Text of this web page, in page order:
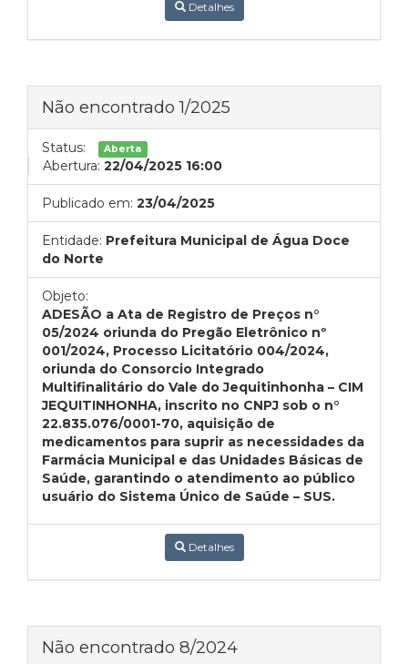
Detalhes
Não encontrado 1/2025
Status: Aberta
Abertura: 22/04/2025 16:00
Publicado em: 23/04/2025
Entidade: Prefeitura Municipal de Água Doce
do Norte
Objeto:
ADESÃO a Ata de Registro de Preços n°
05/2024 oriunda do Pregão Eletrônico nº
001/2024, Processo Licitatório 004/2024,
oriunda do Consorcio Integrado
Multifinalitário do Vale do Jequitinhonha – CIM
JEQUITINHONHA, inscrito no CNPJ sob o n°
22.835.076/0001-70, aquisição de
medicamentos para suprir as necessidades da
Farmácia Municipal e das Unidades Básicas de
Saúde, garantindo o atendimento ao público
usuário do Sistema Único de Saúde – SUS.
Detalhes
Não encontrado 8/2024